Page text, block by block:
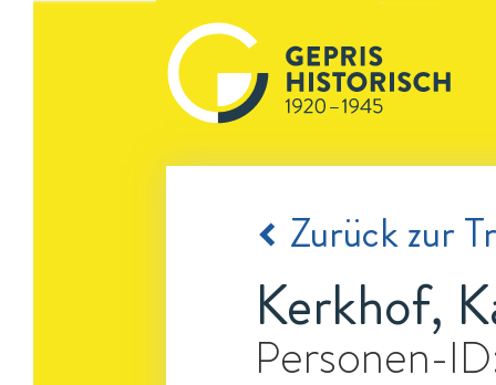
Zurück zur
Kerkhof,
Personen-